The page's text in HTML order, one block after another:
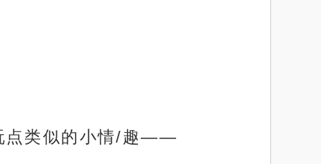
点类似的小情/趣——